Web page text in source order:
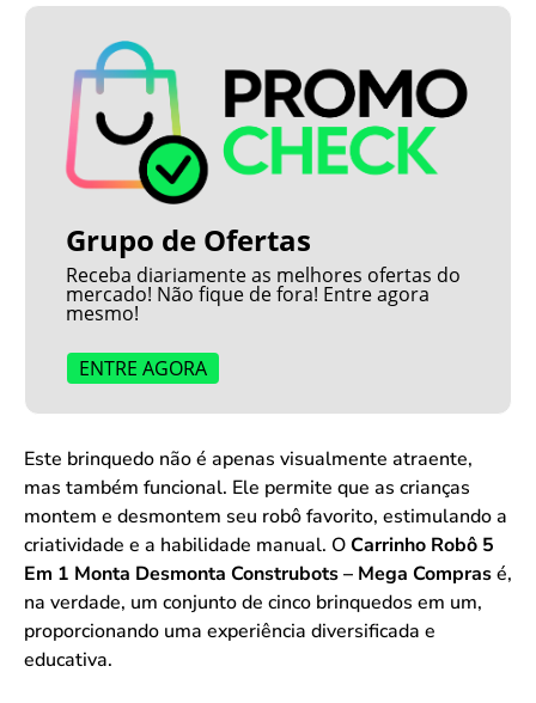
Grupo de Ofertas
Receba diariamente as melhores ofertas do
mercado! Não fique de fora! Entre agora
mesmo!
ENTRE AGORA
Este brinquedo não é apenas visualmente atraente,
mas também funcional. Ele permite que as crianças
montem e desmontem seu robô favorito, estimulando a
criatividade e a habilidade manual. OCarrinho Robô 5
Em 1 Monta Desmonta Construbots – Mega Comprasé,
na verdade, um conjunto de cinco brinquedos em um,
proporcionando uma experiência diversificada e
educativa.